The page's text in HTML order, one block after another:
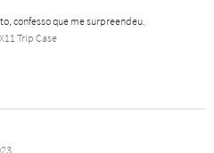
confesso que me surpreendeu.
Trip Case